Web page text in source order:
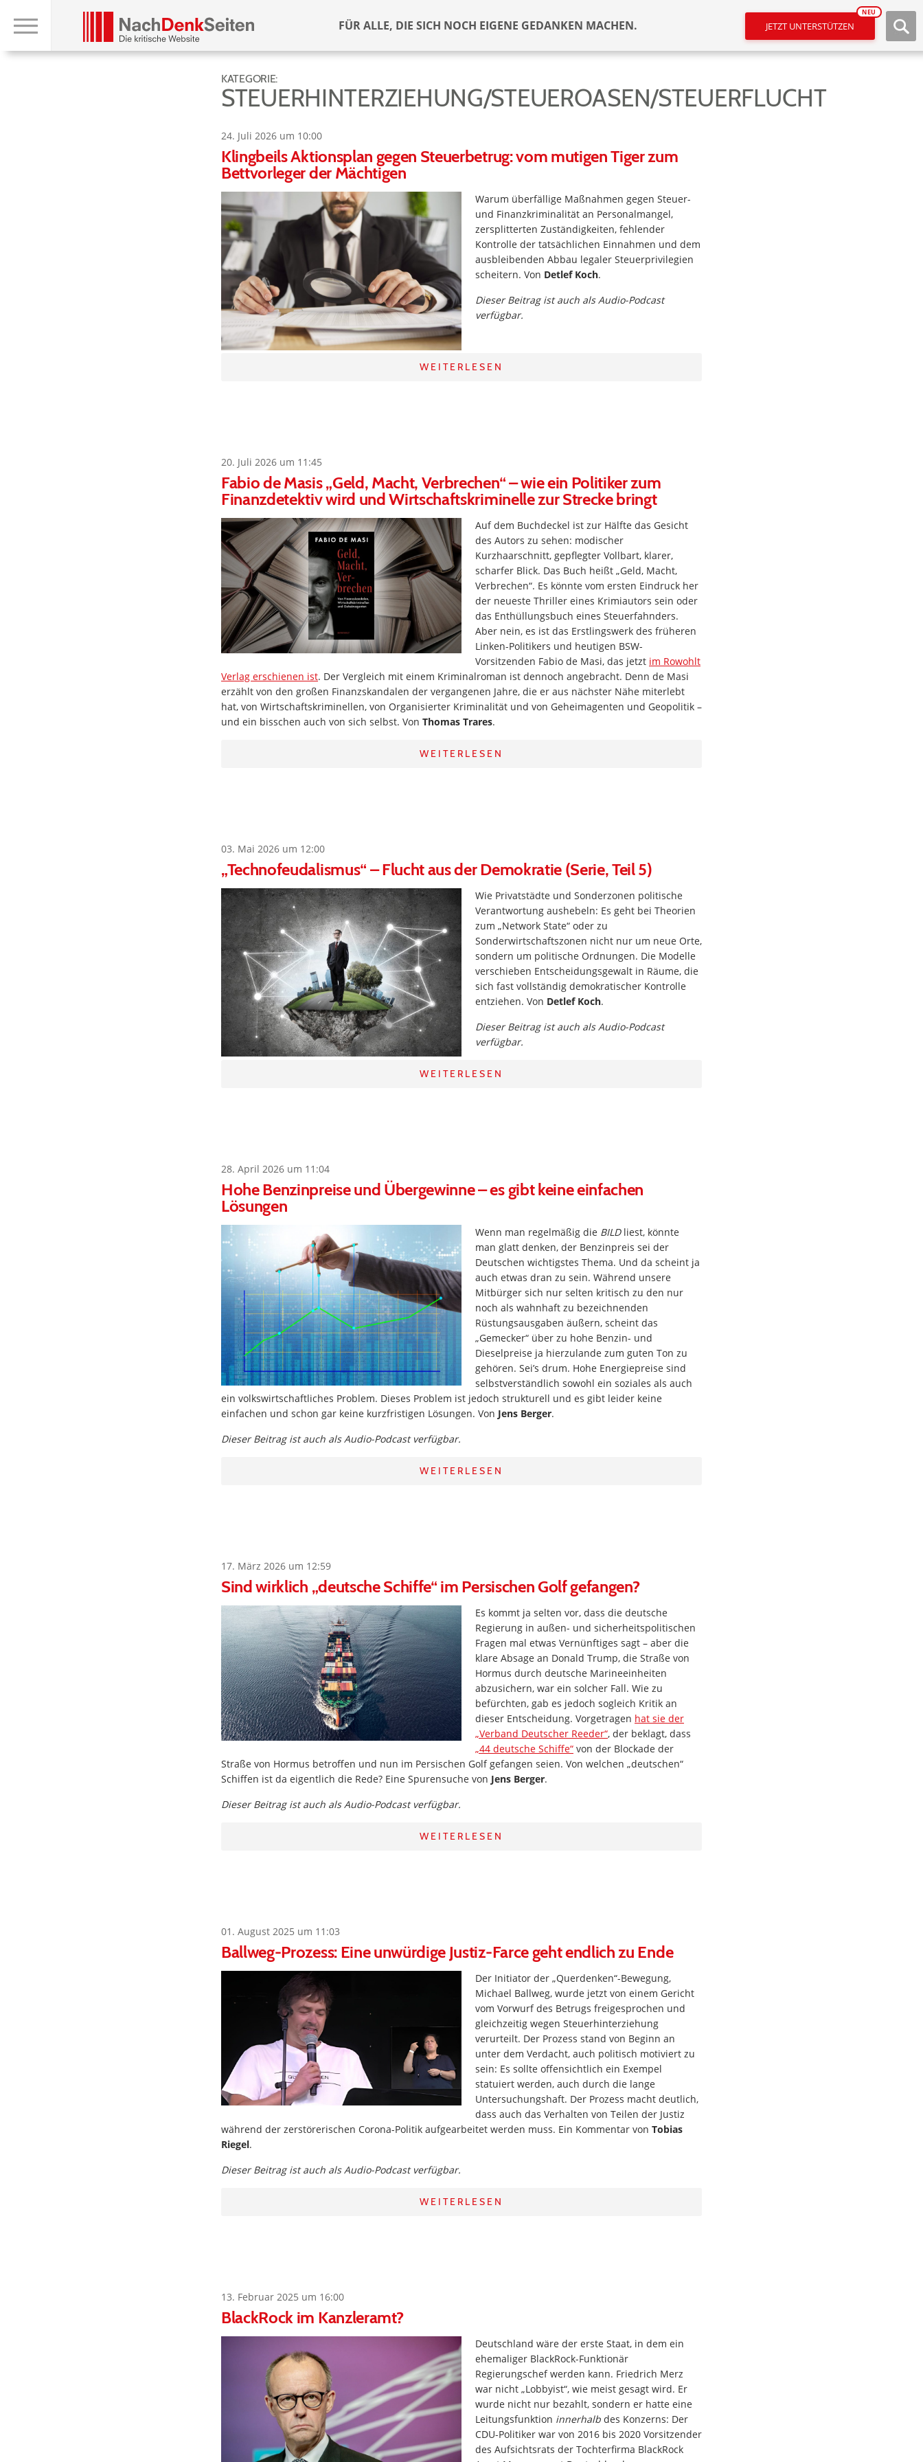
FÜR ALLE, DIE SICH NOCH EIGENE GEDANKEN MACHEN. JETZT UNTERSTÜTZEN
NEU
KATEGORIE:
STEUERHINTERZIEHUNG/STEUEROASEN/STEUERFLUCHT
24. Juli 2026 um 10:00
Klingbeils Aktionsplan gegen Steuerbetrug: vom mutigen Tiger zum
Bettvorleger der Mächtigen
Warum überfällige Maßnahmen gegen Steuer-
und Finanzkriminalität an Personalmangel,
zersplitterten Zuständigkeiten, fehlender
Kontrolle der tatsächlichen Einnahmen und dem
ausbleibenden Abbau legaler Steuerprivilegien
scheitern. Von Detlef Koch.
Dieser Beitrag ist auch als Audio-Podcast
verfügbar.
WEITERLESEN
20. Juli 2026 um 11:45
Fabio de Masis „Geld, Macht, Verbrechen“ – wie ein Politiker zum
Finanzdetektiv wird und Wirtschaftskriminelle zur Strecke bringt
Auf dem Buchdeckel ist zur Hälfte das Gesicht
des Autors zu sehen: modischer
Kurzhaarschnitt, gepflegter Vollbart, klarer,
scharfer Blick. Das Buch heißt „Geld, Macht,
Verbrechen“. Es könnte vom ersten Eindruck her
der neueste Thriller eines Krimiautors sein oder
das Enthüllungsbuch eines Steuerfahnders.
Aber nein, es ist das Erstlingswerk des früheren
Linken-Politikers und heutigen BSW-
Vorsitzenden Fabio de Masi, das jetzt im Rowohlt
Verlag erschienen ist. Der Vergleich mit einem Kriminalroman ist dennoch angebracht. Denn de Masi
erzählt von den großen Finanzskandalen der vergangenen Jahre, die er aus nächster Nähe miterlebt
hat, von Wirtschaftskriminellen, von Organisierter Kriminalität und von Geheimagenten und Geopolitik –
und ein bisschen auch von sich selbst. Von Thomas Trares.
WEITERLESEN
03. Mai 2026 um 12:00
„Technofeudalismus“ – Flucht aus der Demokratie (Serie, Teil 5)
Wie Privatstädte und Sonderzonen politische
Verantwortung aushebeln: Es geht bei Theorien
zum „Network State“ oder zu
Sonderwirtschaftszonen nicht nur um neue Orte,
sondern um politische Ordnungen. Die Modelle
verschieben Entscheidungsgewalt in Räume, die
sich fast vollständig demokratischer Kontrolle
entziehen. Von Detlef Koch.
Dieser Beitrag ist auch als Audio-Podcast
verfügbar.
WEITERLESEN
28. April 2026 um 11:04
Hohe Benzinpreise und Übergewinne – es gibt keine einfachen
Lösungen
Wenn man regelmäßig die BILDliest, könnte
man glatt denken, der Benzinpreis sei der
Deutschen wichtigstes Thema. Und da scheint ja
auch etwas dran zu sein. Während unsere
Mitbürger sich nur selten kritisch zu den nur
noch als wahnhaft zu bezeichnenden
Rüstungsausgaben äußern, scheint das
„Gemecker“ über zu hohe Benzin- und
Dieselpreise ja hierzulande zum guten Ton zu
gehören. Sei’s drum. Hohe Energiepreise sind
selbstverständlich sowohl ein soziales als auch
ein volkswirtschaftliches Problem. Dieses Problem ist jedoch strukturell und es gibt leider keine
einfachen und schon gar keine kurzfristigen Lösungen. Von Jens Berger.
Dieser Beitrag ist auch als Audio-Podcast verfügbar.
WEITERLESEN
17. März 2026 um 12:59
Sind wirklich „deutsche Schiffe“ im Persischen Golf gefangen?
Es kommt ja selten vor, dass die deutsche
Regierung in außen- und sicherheitspolitischen
Fragen mal etwas Vernünftiges sagt – aber die
klare Absage an Donald Trump, die Straße von
Hormus durch deutsche Marineeinheiten
abzusichern, war ein solcher Fall. Wie zu
befürchten, gab es jedoch sogleich Kritik an
dieser Entscheidung. Vorgetragen hat sie der
„Verband Deutscher Reeder“, der beklagt, dass
„44 deutsche Schiffe“ von der Blockade der
Straße von Hormus betroffen und nun im Persischen Golf gefangen seien. Von welchen „deutschen“
Schiffen ist da eigentlich die Rede? Eine Spurensuche von Jens Berger.
Dieser Beitrag ist auch als Audio-Podcast verfügbar.
WEITERLESEN
01. August 2025 um 11:03
Ballweg-Prozess: Eine unwürdige Justiz-Farce geht endlich zu Ende
Der Initiator der „Querdenken“-Bewegung,
Michael Ballweg, wurde jetzt von einem Gericht
vom Vorwurf des Betrugs freigesprochen und
gleichzeitig wegen Steuerhinterziehung
verurteilt. Der Prozess stand von Beginn an
unter dem Verdacht, auch politisch motiviert zu
sein: Es sollte offensichtlich ein Exempel
statuiert werden, auch durch die lange
Untersuchungshaft. Der Prozess macht deutlich,
dass auch das Verhalten von Teilen der Justiz
während der zerstörerischen Corona-Politik aufgearbeitet werden muss. Ein Kommentar von Tobias
Riegel.
Dieser Beitrag ist auch als Audio-Podcast verfügbar.
WEITERLESEN
13. Februar 2025 um 16:00
BlackRock im Kanzleramt?
Deutschland wäre der erste Staat, in dem ein
ehemaliger BlackRock-Funktionär
Regierungschef werden kann. Friedrich Merz
war nicht „Lobbyist“, wie meist gesagt wird. Er
wurde nicht nur bezahlt, sondern er hatte eine
Leitungsfunktion innerhalb des Konzerns: Der
CDU-Politiker war von 2016 bis 2020 Vorsitzender
des Aufsichtsrats der Tochterfirma BlackRock